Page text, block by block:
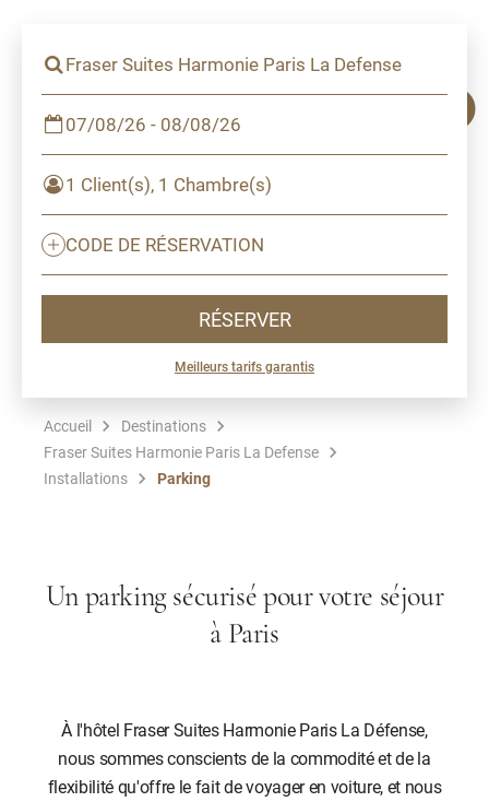
Fraser Suites Harmonie Paris La Defense
07/08/26 - 08/08/26
1 Client(s), 1 Chambre(s)
CODE DE RÉSERVATION
RÉSERVER
Meilleurs tarifs garantis
Accueil
Destinations
Fraser Suites Harmonie Paris La Defense
Installations
Parking
Un parking sécurisé pour votre séjour
à Paris
À l'hôtel Fraser Suites Harmonie Paris La Défense,
nous sommes conscients de la commodité et de la
flexibilité qu'offre le fait de voyager en voiture, et nous